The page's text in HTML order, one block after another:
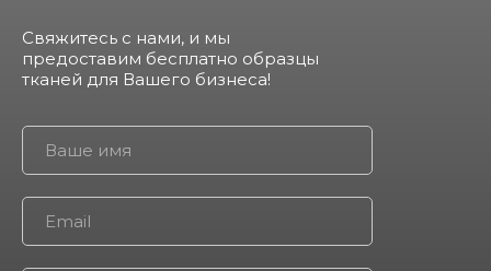
Свяжитесь с нами, и мы
предоставим бесплатно образцы
тканей для Вашего бизнеса!